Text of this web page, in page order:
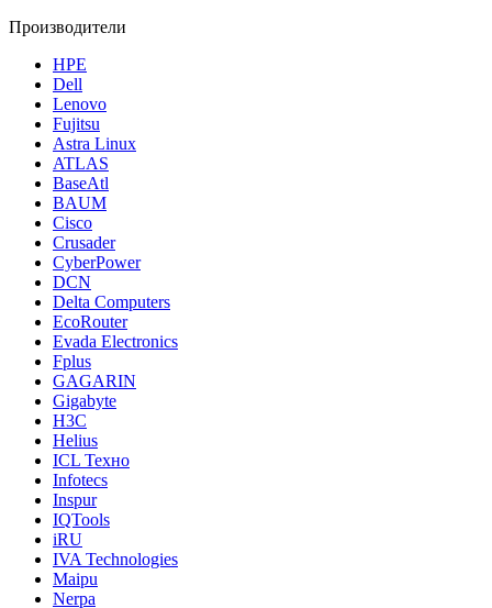
Производители
HPE
Dell
Lenovo
Fujitsu
Astra Linux
ATLAS
BaseAtl
BAUM
Cisco
Crusader
CyberPower
DCN
Delta Computers
EcoRouter
Evada Electronics
Fplus
GAGARIN
Gigabyte
H3C
Helius
ICL Техно
Infotecs
Inspur
IQTools
iRU
IVA Technologies
Maipu
Nerpa